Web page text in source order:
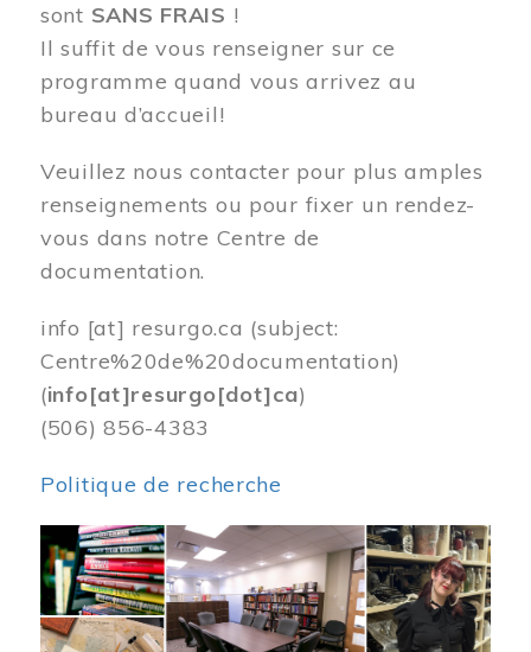
sont SANS FRAIS !
Il suffit de vous renseigner sur ce
programme quand vous arrivez au
bureau d’accueil!
Veuillez nous contacter pour plus amples
renseignements ou pour fixer un rendez-
vous dans notre Centre de
documentation.
info [at] resurgo.ca (subject:
Centre%20de%20documentation)
(info[at]resurgo[dot]ca)
(506) 856-4383
Politique de recherche
Image